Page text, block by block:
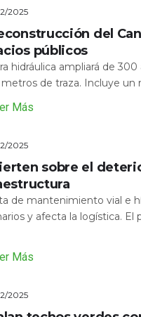
2025
del
públicos
hidráulica ampliará de
de traza. Incluye un
Más
2025
sobre el
de mantenimiento vial e
y afecta la logística. El
Más
2025